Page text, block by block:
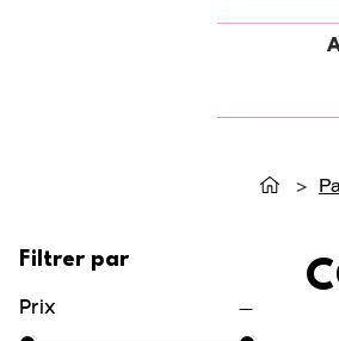
>
Filtrer par
Prix